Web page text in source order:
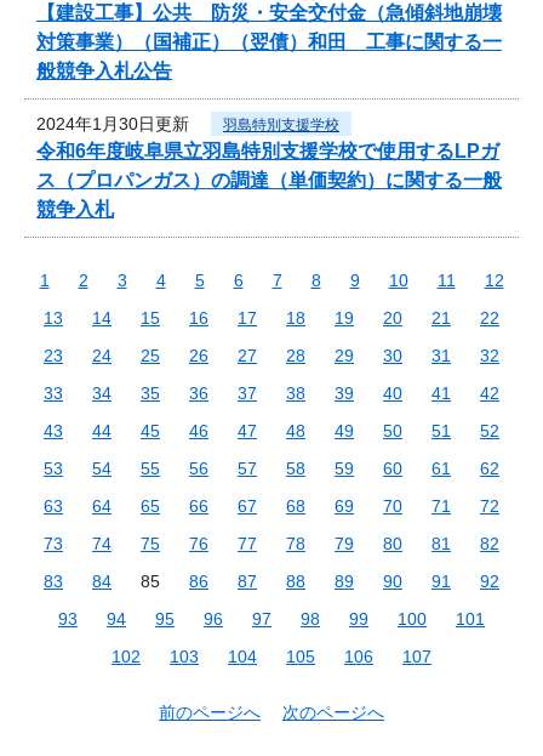
【建設工事】公共 防災・安全交付金（急傾斜地崩壊
対策事業）（国補正）（翌債）和田 工事に関する一
般競争入札公告
2024年1月30日更新 羽島特別支援学校
令和6年度岐阜県立羽島特別支援学校で使用するLPガ
ス（プロパンガス）の調達（単価契約）に関する一般
競争入札
1 2 3 4 5 6 7 8 9 10 11
12
13
14 15 16 17 18 19 20 21
22
23
24 25 26 27 28 29 30 31
32
33
34 35 36 37 38 39 40 41
42
43
44 45 46 47 48 49 50 51
52
53
54 55 56 57 58 59 60 61
62
63
64 65 66 67 68 69 70 71
72
73
74 75 76 77 78 79 80 81
82
83
84 85 86 87 88 89 90 91
92
93
94 95 96 97 98 99 100
101
102
103 104 105 106 107
前のページへ 次のページへ